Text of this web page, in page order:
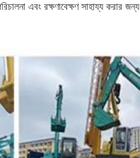
এবং রক্ষণাবেক্ষণ সাহায্য করার জন্য